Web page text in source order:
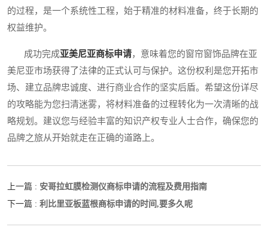
的过程，是一个系统性工程，始于精准的材料准备，终于长期的
权益维护。
成功完成亚美尼亚商标申请，意味着您的窗帘窗饰品牌在亚
美尼亚市场获得了法律的正式认可与保护。这份权利是您开拓市
场、建立品牌忠诚度、进行商业合作的坚实后盾。希望这份详尽
的攻略能为您扫清迷雾，将材料准备的过程转化为一次清晰的战
略规划。建议您与经验丰富的知识产权专业人士合作，确保您的
品牌之旅从开始就走在正确的道路上。
上一篇 : 安哥拉虹膜检测仪商标申请的流程及费用指南
下一篇 : 利比里亚板蓝根商标申请的时间,要多久呢